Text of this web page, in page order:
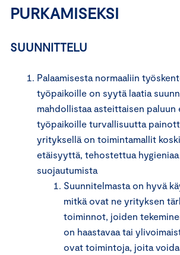
PURKAMISEKSI
SUUNNITTELU
Palaamisesta normaaliin
työpaikoille on syytä laatia
mahdollistaa asteittaisen paluun
työpaikoille turvallisuutta
yrityksellä on toimintamallit
etäisyyttä, tehostettua
suojautumista
Suunnitelmasta on hyvä
mitkä ovat ne yrityksen
toiminnot, joiden
on haastavaa tai
ovat toimintoja, joita